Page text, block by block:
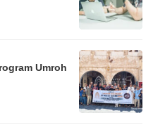
Umroh